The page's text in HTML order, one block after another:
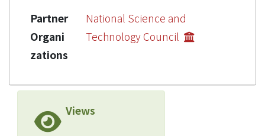
Partner
Organi
zations
National Science and
Technology Council
Views